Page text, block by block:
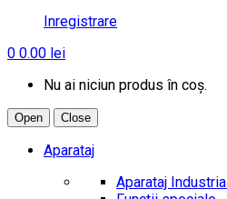
Inregistrare
0 0.00 lei
Nu ai niciun produs în coș.
Open Close
Aparataj
Aparataj Industrial